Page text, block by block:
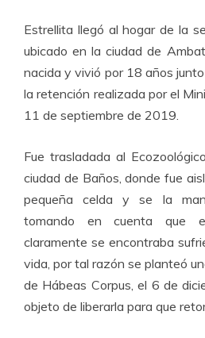
Estrellita llegó al hogar de la
ubicado en la ciudad de
nacida y vivió por 18 años
la retención realizada por el
11 de septiembre de 2019.
Fue trasladada al
ciudad de Baños, donde fue
pequeña celda y se la
tomando en cuenta que
claramente se encontraba
vida, por tal razón se planteó
de Hábeas Corpus, el 6 de
objeto de liberarla para que